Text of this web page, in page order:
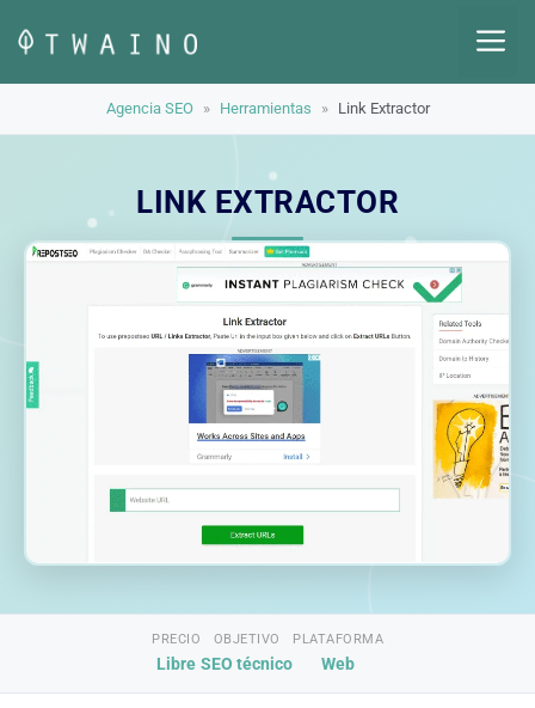
contenido
Agencia SEO » Herramientas » Link Extractor
LINK EXTRACTOR
PRECIO
Libre
OBJETIVO
SEO técnico
PLATAFORMA
Web